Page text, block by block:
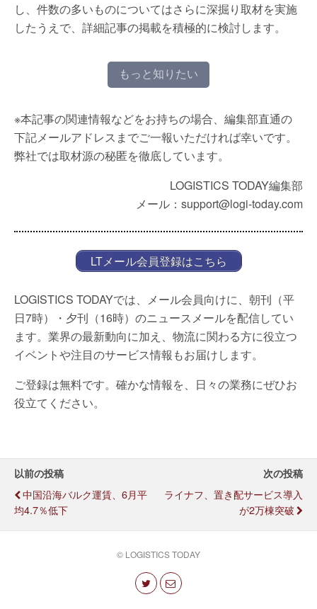
し、件数の多いものについてはさらに深掘り取材を実施
したうえで、詳細記事の掲載を積極的に検討します。
もっと知りたい
※本記事の関連情報などをお持ちの場合、編集部直通の
下記メールアドレスまでご一報いただければ幸いです。
弊社では取材源の秘匿を徹底しています。
LOGISTICS TODAY編集部
メール：support@logi-today.com
LTメール会員登録はこちら
LOGISTICS TODAYでは、メール会員向けに、朝刊（平
日7時）・夕刊（16時）のニュースメールを配信してい
ます。業界の最新動向に加え、物流に関わる方に役立つ
イベントや注目のサービス情報もお届けします。
ご登録は無料です。確かな情報を、日々の業務にぜひお
役立てください。
以前の投稿
中国沿海バルク運賃、6月平
均4.7％低下
次の投稿
ライナフ、置き配サービス導入
が2万棟突破
© LOGISTICS TODAY